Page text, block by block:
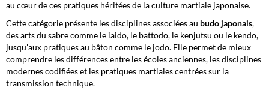
au cœur de ces pratiques héritées de la culture martiale japonaise.
Cette catégorie présente les disciplines associées au budo japonais,
des arts du sabre comme le iaido, le battodo, le kenjutsu ou le kendo,
jusqu'aux pratiques au bâton comme le jodo. Elle permet de mieux
comprendre les différences entre les écoles anciennes, les disciplines
modernes codifiées et les pratiques martiales centrées sur la
transmission technique.